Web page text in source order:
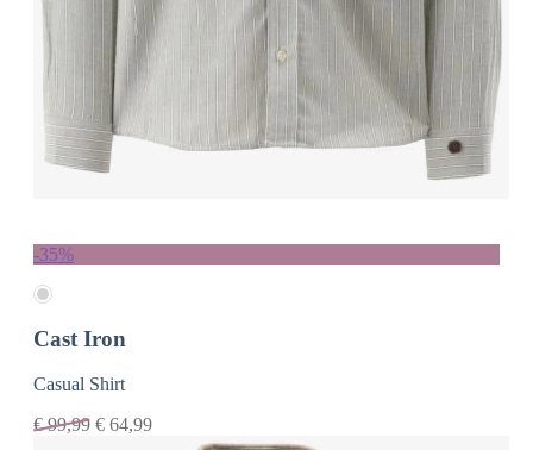
-35%
Cast Iron
Casual Shirt
€99,99 € 64,99